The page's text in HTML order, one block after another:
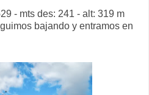
- mts des: 241 - alt: 319 m
bajando y entramos en